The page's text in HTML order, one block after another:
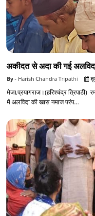
अकीदत से अदा की गई
Harish Chandra Tripathi
मेजा,प्रयागराज।(हरिश्चंद्र त्रिपाठी)
में अलविदा की खास नमाज परंप…